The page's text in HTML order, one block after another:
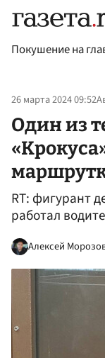
Покушение на
26 марта 2024 09:52
Один из
RT: фигурант
работал
Алексей